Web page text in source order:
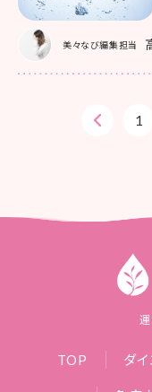
美々なび編集担当
1
TOP ダイ